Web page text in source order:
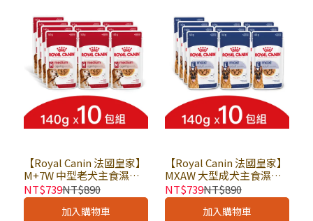
【Royal Canin 法國皇家】
M+7W 中型老犬主食濕糧
140g × 10包組｜狗主食餐
包 狗主食罐 老犬餐包 皇家
犬濕糧｜歐洲進口
NT$739NT$890
加入購物車
【Royal Canin 法國皇家】
MXAW 大型成犬主食濕糧
140g × 10包組｜狗主食餐
包 狗主食罐 皇家犬濕糧｜
歐洲進口
NT$739NT$890
加入購物車